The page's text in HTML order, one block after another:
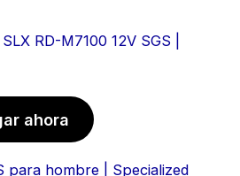
RD-M7100 12V SGS |
ahora